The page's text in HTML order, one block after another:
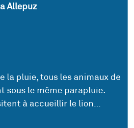
Allepuz
la pluie, tous les animaux de
sous le même parapluie.
à accueillir le lion…